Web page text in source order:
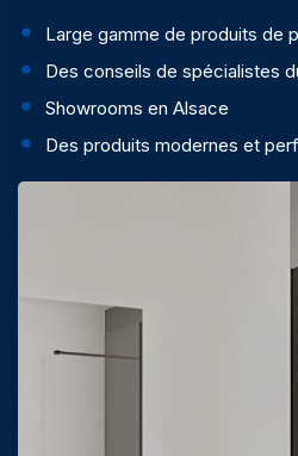
Large gamme de produits de
Des conseils de spécialistes
Showrooms en Alsace
Des produits modernes et